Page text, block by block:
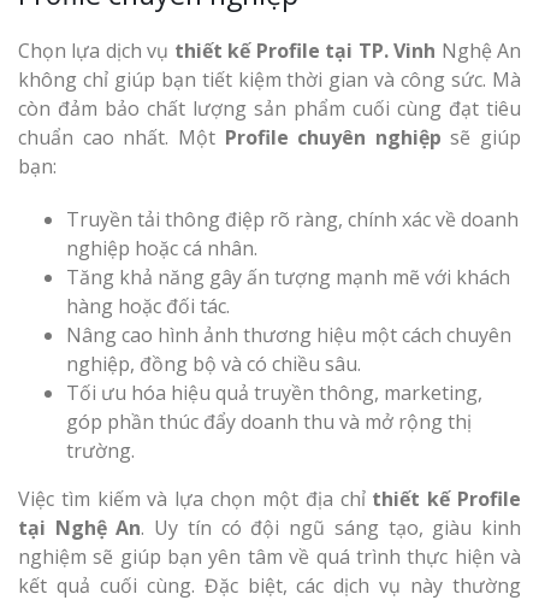
Chọn lựa dịch vụ thiết kế Profile tại TP. Vinh Nghệ An
không chỉ giúp bạn tiết kiệm thời gian và công sức. Mà
còn đảm bảo chất lượng sản phẩm cuối cùng đạt tiêu
chuẩn cao nhất. Một Profile chuyên nghiệp sẽ giúp
bạn:
Truyền tải thông điệp rõ ràng, chính xác về doanh
nghiệp hoặc cá nhân.
Tăng khả năng gây ấn tượng mạnh mẽ với khách
hàng hoặc đối tác.
Nâng cao hình ảnh thương hiệu một cách chuyên
nghiệp, đồng bộ và có chiều sâu.
Tối ưu hóa hiệu quả truyền thông, marketing,
góp phần thúc đẩy doanh thu và mở rộng thị
trường.
Việc tìm kiếm và lựa chọn một địa chỉ thiết kế Profile
tại Nghệ An. Uy tín có đội ngũ sáng tạo, giàu kinh
nghiệm sẽ giúp bạn yên tâm về quá trình thực hiện và
kết quả cuối cùng. Đặc biệt, các dịch vụ này thường
Làm Biển
Rẻ Tại Vinh Giải Pháp
Quả
Cáo Tại Vinh Giá Rẻ
Biển Led
Thi Công
Nghiệp
Làm Biển
Mica Tại Vinh Lấy